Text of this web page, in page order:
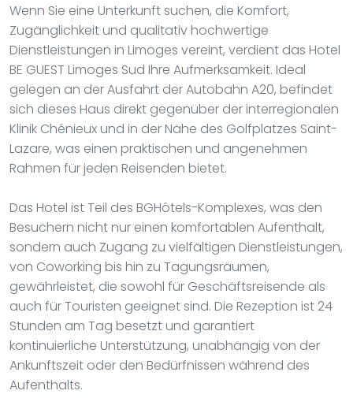
Wenn Sie eine Unterkunft suchen, die Komfort,
Zugänglichkeit und qualitativ hochwertige
Dienstleistungen in Limoges vereint, verdient das Hotel
BE GUEST Limoges Sud Ihre Aufmerksamkeit. Ideal
gelegen an der Ausfahrt der Autobahn A20, befindet
sich dieses Haus direkt gegenüber der interregionalen
Klinik Chénieux und in der Nähe des Golfplatzes Saint-
Lazare, was einen praktischen und angenehmen
Rahmen für jeden Reisenden bietet.
Das Hotel ist Teil des BGHôtels-Komplexes, was den
Besuchern nicht nur einen komfortablen Aufenthalt,
sondern auch Zugang zu vielfältigen Dienstleistungen,
von Coworking bis hin zu Tagungsräumen,
gewährleistet, die sowohl für Geschäftsreisende als
auch für Touristen geeignet sind. Die Rezeption ist 24
Stunden am Tag besetzt und garantiert
kontinuierliche Unterstützung, unabhängig von der
Ankunftszeit oder den Bedürfnissen während des
Aufenthalts.